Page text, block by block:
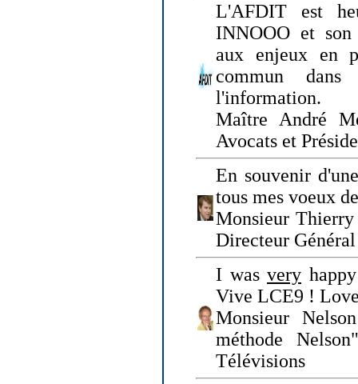
L'AFDIT est
INNOOO et
aux enjeux en
commun
l'information.
Maître André
Avocats et
En souvenir
tous mes voeux
Monsieur
Directeur
I was very
Vive LCE9 !
Monsieur
méthode
Télévisions